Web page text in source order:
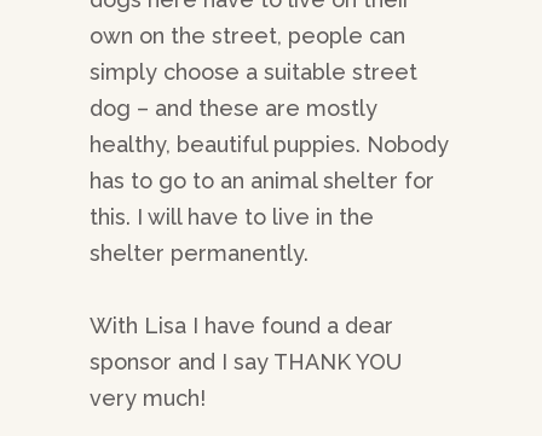
own on the street, people can
simply choose a suitable street
dog – and these are mostly
healthy, beautiful puppies. Nobody
has to go to an animal shelter for
this. I will have to live in the
shelter permanently.
With Lisa I have found a dear
sponsor and I say THANK YOU
very much!